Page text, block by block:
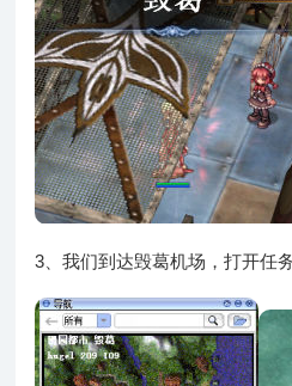
3、我们到达毁葛机场，打开任